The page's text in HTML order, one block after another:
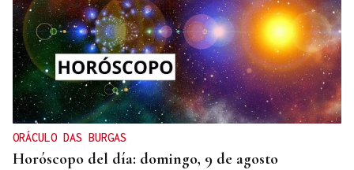
ORÁCULO DAS BURGAS
Horóscopo del día: domingo, 9 de agosto